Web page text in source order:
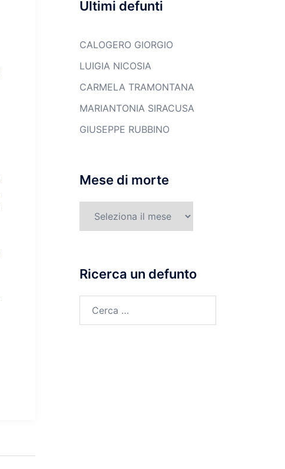
Ultimi defunti
CALOGERO GIORGIO
LUIGIA NICOSIA
CARMELA TRAMONTANA
MARIANTONIA SIRACUSA
GIUSEPPE RUBBINO
Mese di morte
Ricerca un defunto